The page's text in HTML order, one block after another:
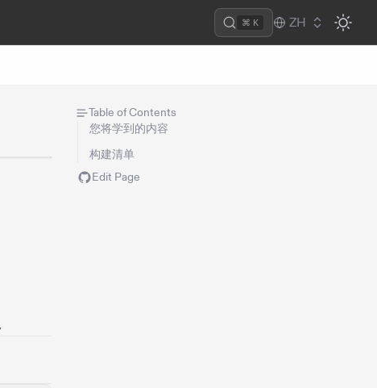
⌘ K ZH
Table of Contents
您将学到的内容
构建清单
Edit Page